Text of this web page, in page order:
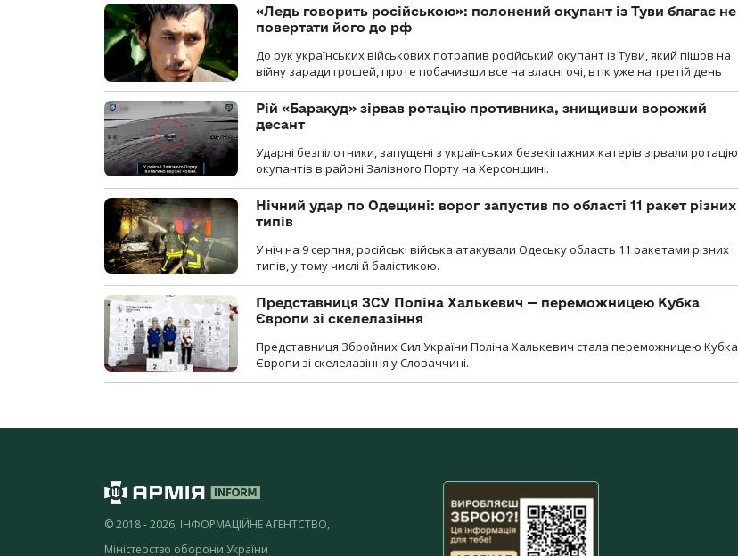
«Ледь говорить російською»: полонений окупант із Туви благає не
повертати його до рф
До рук українських військових потрапив російський окупант із Туви, який пішов на
війну заради грошей, проте побачивши все на власні очі, втік уже на третій день
Рій «Баракуд» зірвав ротацію противника, знищивши ворожий
десант
Ударні безпілотники, запущені з українських безекіпажних катерів зірвали ротацію
окупантів в районі Залізного Порту на Херсонщині.
Нічний удар по Одещині: ворог запустив по області 11 ракет різних
типів
У ніч на 9 серпня, російські війська атакували Одеську область 11 ракетами різних
типів, у тому числі й балістикою.
Представниця ЗСУ Поліна Халькевич — переможницею Кубка
Європи зі скелелазіння
Представниця Збройних Сил України Поліна Халькевич стала переможницею Кубка
Європи зі скелелазіння у Словаччині.
© 2018 - 2026, ІНФОРМАЦІЙНЕ АГЕНТСТВО,
Міністерство оборони України